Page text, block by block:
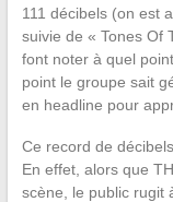
111 décibels (on est
suivie de « Tones Of
font noter à quel
point le groupe sait
en headline pour
Ce record de
En effet, alors que
scène, le public rugit